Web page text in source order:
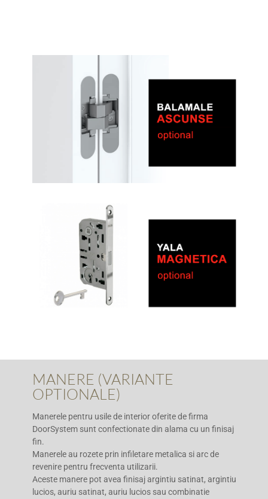
MANERE (VARIANTE
OPTIONALE)
Manerele pentru usile de interior oferite de firma
DoorSystem sunt confectionate din alama cu un finisaj
fin.
Manerele au rozete prin infiletare metalica si arc de
revenire pentru frecventa utilizarii.
Aceste manere pot avea finisaj argintiu satinat, argintiu
lucios, auriu satinat, auriu lucios sau combinatie